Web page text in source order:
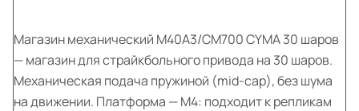
Магазин механический M40A3/CM700 СYMA 30 шаров
— магазин для страйкбольного привода на 30 шаров.
Механическая подача пружиной (mid-cap), без шума
на движении. Платформа — M4: подходит к репликам